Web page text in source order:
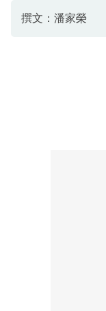
撰文：潘家榮